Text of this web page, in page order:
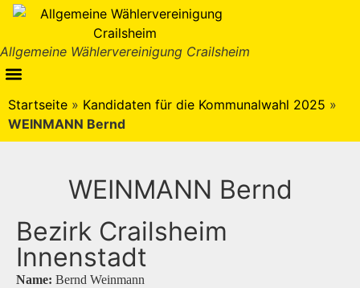
springen
Allgemeine Wählervereinigung Crailsheim
Startseite » Kandidaten für die Kommunalwahl 2025 »
WEINMANN Bernd
WEINMANN Bernd
Bezirk Crailsheim
Innenstadt
Name: Bernd Weinmann